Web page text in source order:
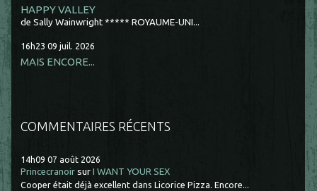
HAPPY VALLEY
de Sally Wainwright ***** ROYAUME-UNI...
16h23 09 juil. 2026
MAIS ENCORE...
COMMENTAIRES RÉCENTS
14h09 07 août 2026
Princecranoir surI WANT YOUR SEX
Cooper était déjà excellent dans Licorice Pizza. Encore...